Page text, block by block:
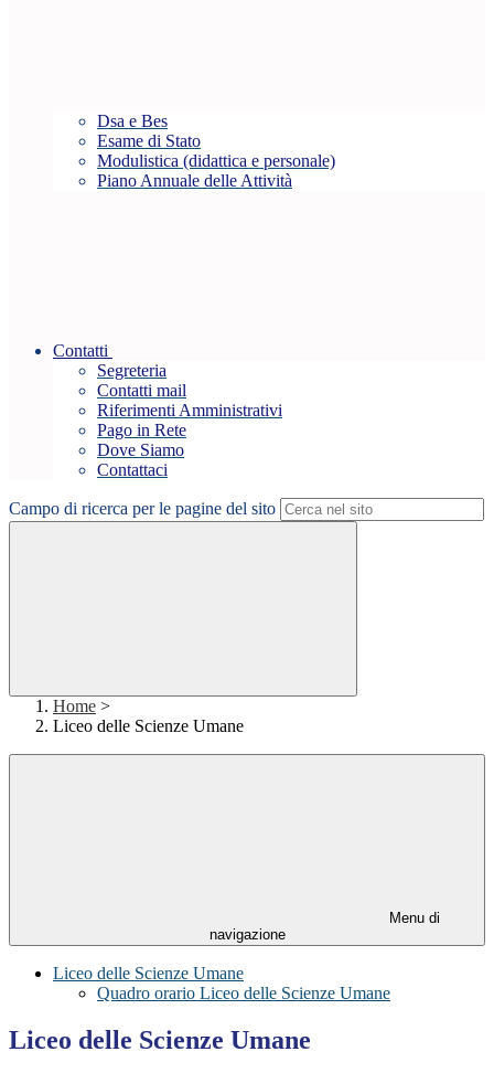
Dsa e Bes
Esame di Stato
Modulistica (didattica e personale)
Piano Annuale delle Attività
Contatti
Segreteria
Contatti mail
Riferimenti Amministrativi
Pago in Rete
Dove Siamo
Contattaci
Campo di ricerca per le pagine del sito
Home >
Liceo delle Scienze Umane
Menu di
navigazione
Liceo delle Scienze Umane
Quadro orario Liceo delle Scienze Umane
Liceo delle Scienze Umane